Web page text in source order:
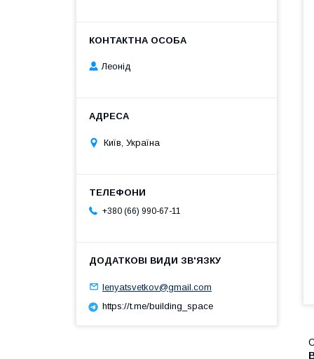
Леонід
Київ, Україна
+380 (66) 990-67-11
lenyatsvetkov@gmail.com
https://t.me/building_space